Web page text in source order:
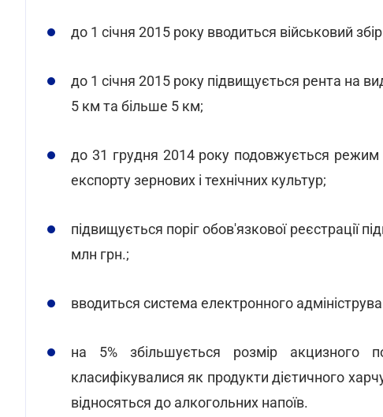
до 1 січня 2015 року вводиться військовий збір
до 1 січня 2015 року підвищується рента на
5 км та більше 5 км;
до 31 грудня 2014 року подовжується режим
експорту зернових і технічних культур;
підвищується поріг обов'язкової реєстрації
млн грн.;
вводиться система електронного
на 5% збільшується розмір акцизного
класифікувалися як продукти дієтичного
відносяться до алкогольних напоїв.